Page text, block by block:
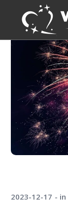
2023-12-17 in